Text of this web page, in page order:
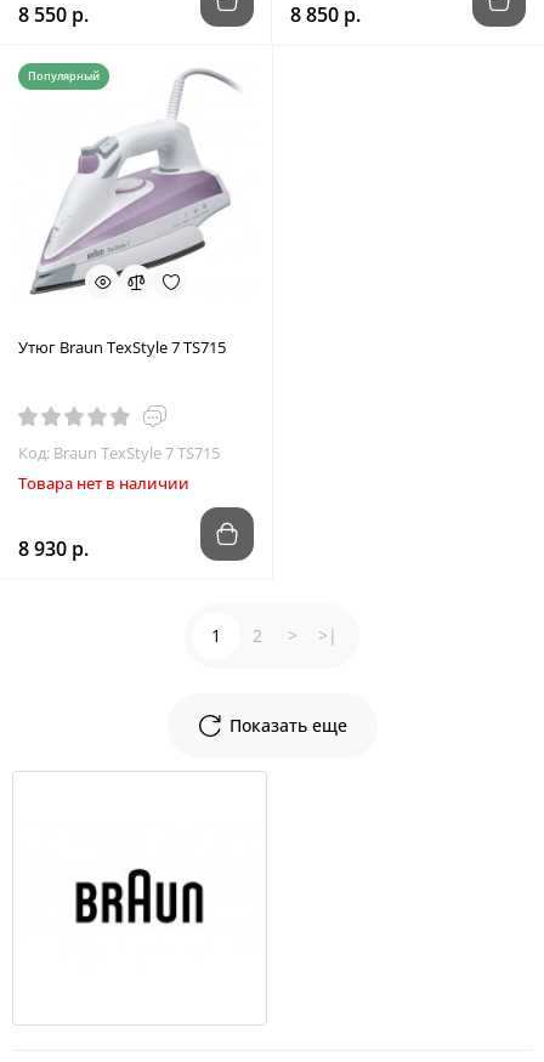
8 550 р. 8 850 р.
Популярный
Утюг Braun TexStyle 7 TS715
Код: Braun TexStyle 7 TS715
Товара нет в наличии
8 930 р.
Показать еще
1 2 > >|